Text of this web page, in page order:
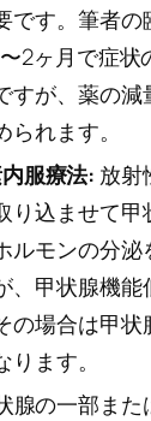
です。筆者の
2ヶ月で症状
すが、薬の減
れます。
服療法: 放射
り込ませて甲
モンの分泌
、甲状腺機能
の場合は甲状
ます。
腺の一部また